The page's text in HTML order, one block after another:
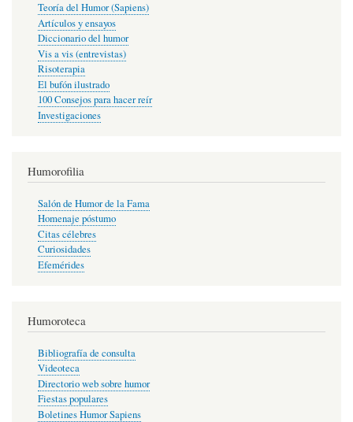
Teoría del Humor (Sapiens)
Artículos y ensayos
Diccionario del humor
Vis a vis (entrevistas)
Risoterapia
El bufón ilustrado
100 Consejos para hacer reír
Investigaciones
Humorofilia
Salón de Humor de la Fama
Homenaje póstumo
Citas célebres
Curiosidades
Efemérides
Humoroteca
Bibliografía de consulta
Videoteca
Directorio web sobre humor
Fiestas populares
Boletines Humor Sapiens